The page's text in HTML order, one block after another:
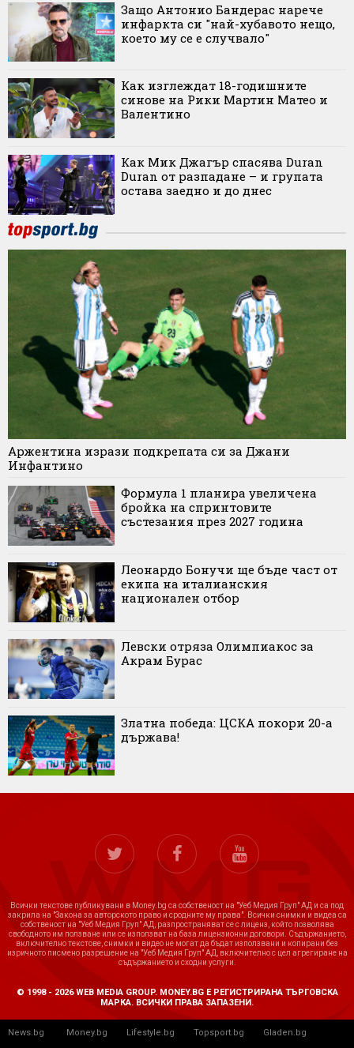
Защо Антонио Бандерас нарече
инфаркта си "най-хубавото нещо,
което му се е случвало"
Как изглеждат 18-годишните
синове на Рики Мартин Матео и
Валентино
Как Мик Джагър спасява Duran
Duran от разпадане – и групата
остава заедно и до днес
Аржентина изрази подкрепата си за Джани
Инфантино
Формула 1 планира увеличена
бройка на спринтовите
състезания през 2027 година
Леонардо Бонучи ще бъде част от
екипа на италианския
национален отбор
Левски отряза Олимпиакос за
Акрам Бурас
Златна победа: ЦСКА покори 20-а
държава!
Всички текстове публикувани в Money.bg са собственост на "Уеб Медия Груп" АД и са под
закрила на "Закона за авторското право и сродните му права". Всички снимки и видеа са
собственост на "Уеб Медия Груп" АД, разпространяват се с лиценз, който позволява
свободното им ползване или се използват на база лицензионни договори. Съдържанието,
включително текстове, снимки и видео не могат да бъдат използвани и копирани без
изричното писмено разрешение на "Уеб Медия Груп" АД, включително с цел агрегиране на
съдържанието и сходни услуги.
© 1998 - 2026 WEB MEDIA GROUP. MONEY.BG Е РЕГИСТРИРАНА ТЪРГОВСКА
МАРКА. ВСИЧКИ ПРАВА ЗАПАЗЕНИ.
News.bg Money.bg Lifestyle.bg Topsport.bg Gladen.bg